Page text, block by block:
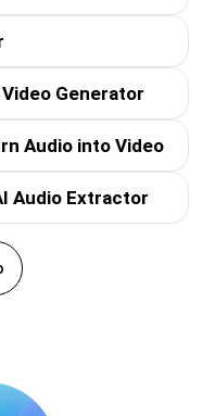
Generator
Audio into Video
Audio Extractor